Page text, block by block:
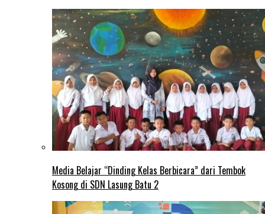
Media Belajar “Dinding Kelas Berbicara” dari Tembok
Kosong di SDN Lasung Batu 2